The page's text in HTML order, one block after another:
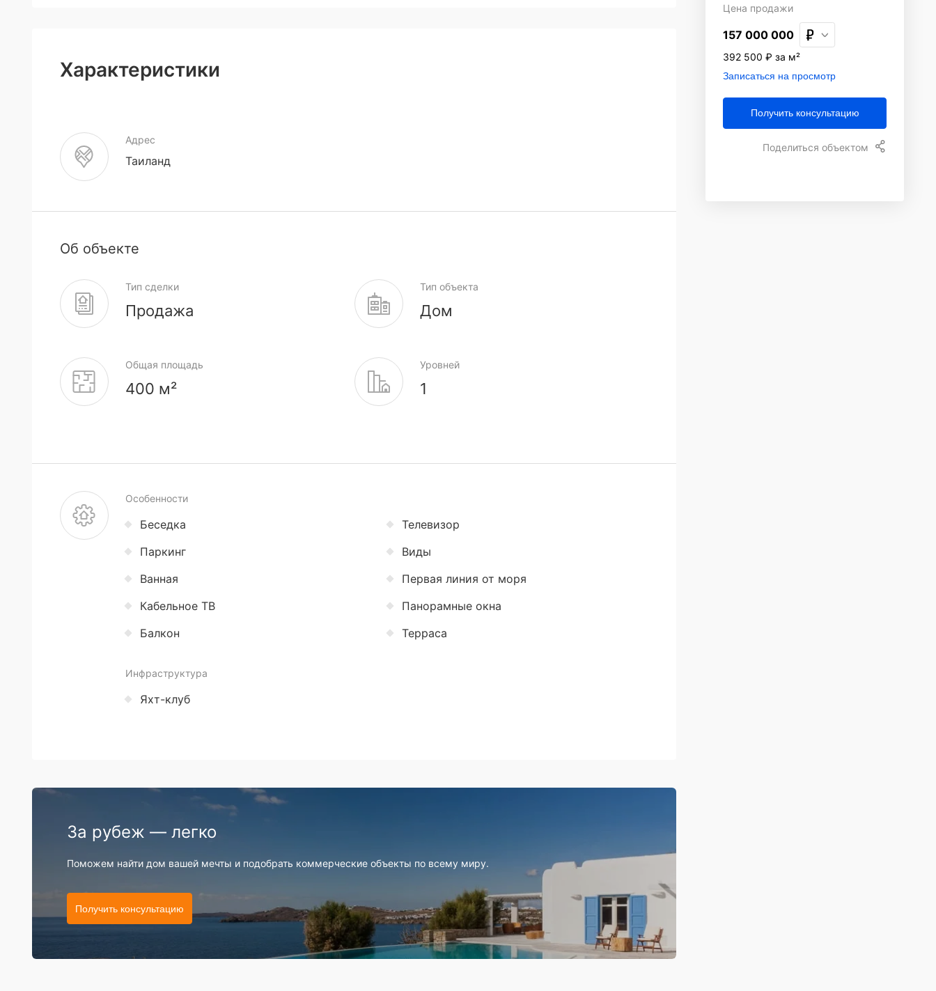
Характеристики
Адрес
Таиланд
Об объекте
Тип сделки
Продажа
Тип объекта
Дом
Общая площадь
400 м²
Уровней
1
Особенности
Беседка
Телевизор
Паркинг
Виды
Ванная
Первая линия от моря
Кабельное ТВ
Панорамные окна
Балкон
Терраса
Инфраструктура
Яхт-клуб
За рубеж — легко
Поможем найти дом вашей мечты и подобрать коммерческие объекты по всему миру.
Получить консультацию
Цена продажи
157 000 000
392 500 ₽ за м²
Записаться на просмотр
Получить консультацию
Поделиться объектом